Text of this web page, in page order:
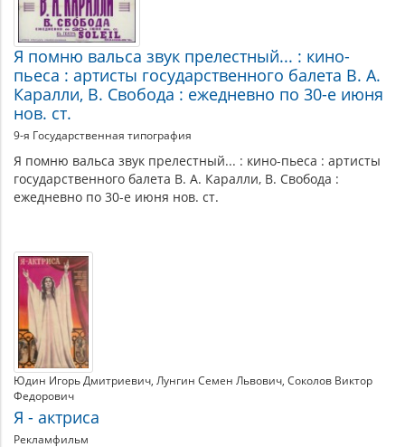
Я помню вальса звук прелестный... : кино-
пьеса : артисты государственного балета В. А.
Каралли, В. Свобода : ежедневно по 30-е июня
нов. ст.
9-я Государственная типография
Я помню вальса звук прелестный... : кино-пьеса : артисты
государственного балета В. А. Каралли, В. Свобода :
ежедневно по 30-е июня нов. ст.
Юдин Игорь Дмитриевич Лунгин Семен Львович Соколов Виктор
Федорович
Я - актриса
Рекламфильм